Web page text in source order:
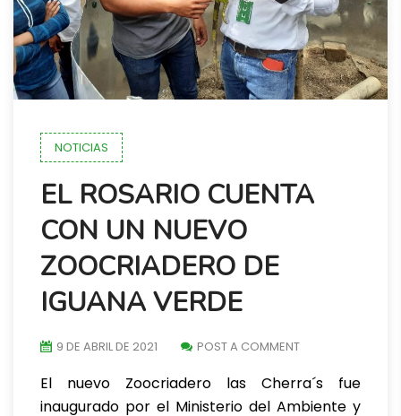
NOTICIAS
EL ROSARIO CUENTA
CON UN NUEVO
ZOOCRIADERO DE
IGUANA VERDE
9 DE ABRIL DE 2021 POST A COMMENT
El nuevo Zoocriadero las Cherra´s fue
inaugurado por el Ministerio del Ambiente y